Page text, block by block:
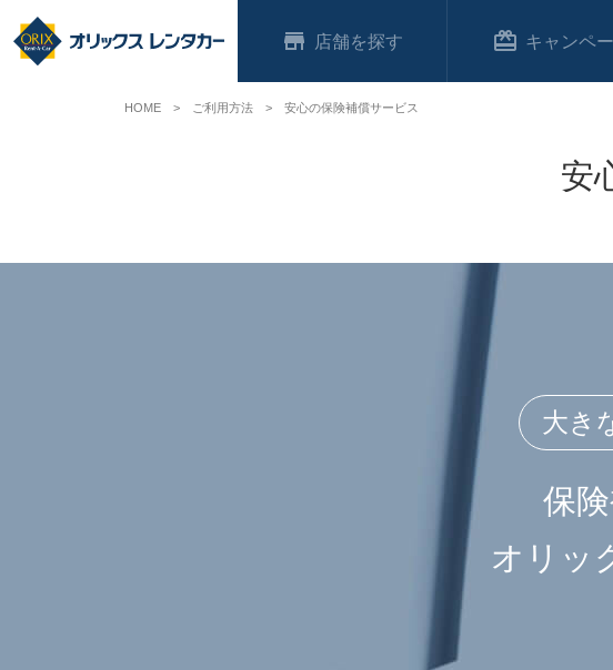
店舗 キャンペ
安
大き
保
オリッ
HOME ご利用方法 安心の保険補償サービス